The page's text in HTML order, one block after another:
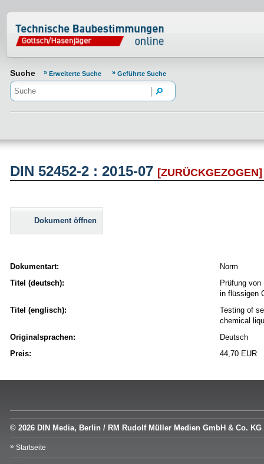
Normenportal Barrierefreiheit
Suche Erweiterte Suche Geführte Suche
DIN 52452-2 : 2015-07 [ZURÜCKGEZOGEN]
Dokument öffnen
Dokumentart:
Norm
Titel (deutsch):
Prüfung
in flüssigen
Titel (englisch):
Testing of
chemical
Originalsprachen:
Deutsch
Preis:
44,70 EUR
© 2026 DIN Media, Berlin / RM Rudolf Müller Medien GmbH & Co. KG
Startseite